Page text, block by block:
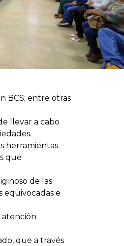
BCS; entre otras
llevar a cabo
herramientas
que
de las
equivocadas e
atención
que a través